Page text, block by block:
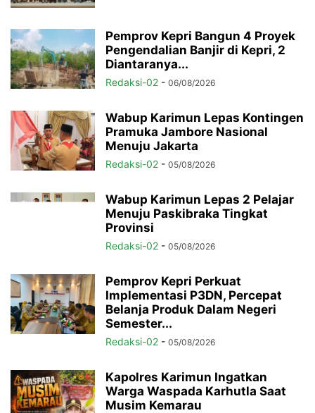
Pemprov Kepri Bangun 4 Proyek
Pengendalian Banjir di Kepri, 2
Diantaranya...
Redaksi-02 - 06/08/2026
Wabup Karimun Lepas Kontingen
Pramuka Jambore Nasional
Menuju Jakarta
Redaksi-02 - 05/08/2026
Wabup Karimun Lepas 2 Pelajar
Menuju Paskibraka Tingkat
Provinsi
Redaksi-02 - 05/08/2026
Pemprov Kepri Perkuat
Implementasi P3DN, Percepat
Belanja Produk Dalam Negeri
Semester...
Redaksi-02 - 05/08/2026
Kapolres Karimun Ingatkan
Warga Waspada Karhutla Saat
Musim Kemarau